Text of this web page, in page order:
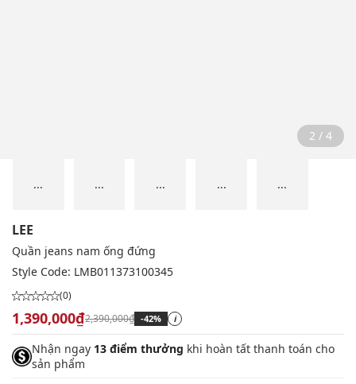
2 / 4
... ... ... ... ...
LEE
Quần jeans nam ống đứng
Style Code: LMB011373100345
(0)
1,390,000₫2,390,000₫ -42% i
Nhận ngay 13 điểm thưởng khi hoàn tất thanh toán cho
sản phẩm